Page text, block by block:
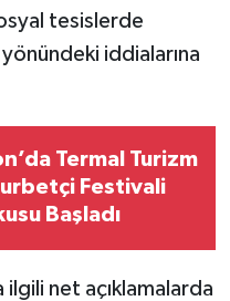
tesislerde
iddialarına
Termal Turizm
Festivali
Başladı
ilgili net açıklamalarda